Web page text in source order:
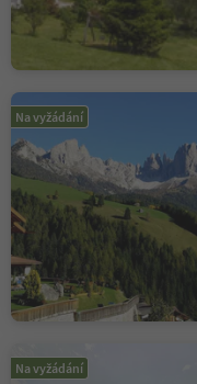
Na vyžádání
Na vyžádání